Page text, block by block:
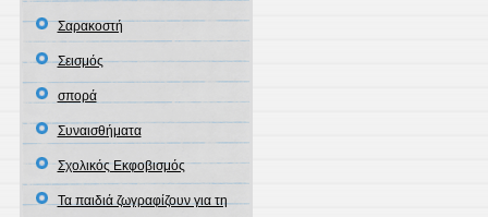
Σαρακοστή
Σεισμός
σπορά
Συναισθήματα
Σχολικός Εκφοβισμός
Τα παιδιά ζωγραφίζουν για τη